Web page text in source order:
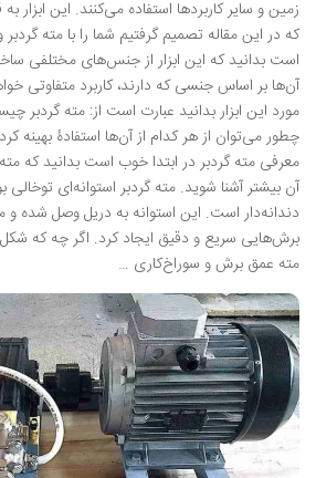
زمین و سایر کاربردها استفاده می‌کنند. این
که در این مقاله تصمیم گرفتیم شما را با مته
است بدانید که این ابزار از جنس‌های مختلفی
آن‌ها بر اساس جنسی که دارند، کاربرد متفاوتی
مورد این ابزار بدانید عبارت است از: مته گردبر
چطور می‌توان از هر کدام از آن‌ها استفادۀ بهینه
معرفی مته گردبر در ابتدا خوب است بدانید که
آن بیشتر آشنا شوید. مته گردبر استوانه‌ای توخالی
دندانه‌دار است. این استوانه به دریل وصل شده و
برش‌هایی سریع و دقیق ایجاد کرد. اگر چه که شکل
مته عمق برش و سوراخ‌کاری …